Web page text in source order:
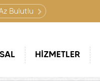
Bulutlu
HİZMETLER